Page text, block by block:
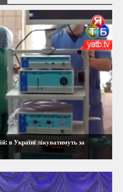
в Україні лікуватимуть за